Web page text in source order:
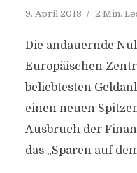
9. April 2018 2 Min.
Die andauernde
Europäischen
beliebtesten
einen neuen
Ausbruch der
das „Sparen auf